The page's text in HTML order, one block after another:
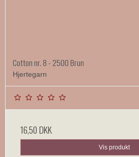
Cotton nr. 8 - 2500 Brun
Hjertegarn
16,50 DKK
Vis produkt